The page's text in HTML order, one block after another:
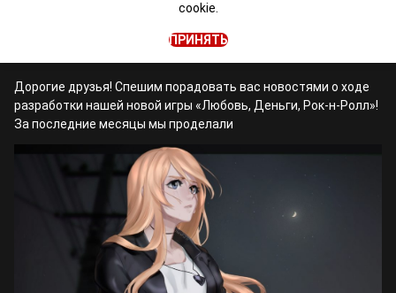
28 октября 2019 • 1 мин. чтения
Дорогие друзья! Спешим порадовать вас новостями о ходе
разработки нашей новой игры «Любовь, Деньги, Рок-н-Ролл»!
За последние месяцы мы проделали
cookie.
ПРИНЯТЬ